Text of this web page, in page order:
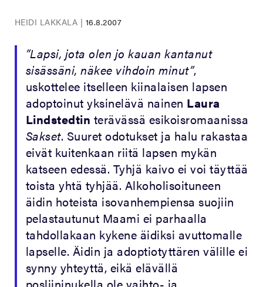
HEIDI LAKKALA | 16.8.2007
”Lapsi, jota olen jo kauan kantanut
sisässäni, näkee vihdoin minut”,
uskottelee itselleen kiinalaisen lapsen
adoptoinut yksinelävä nainen Laura
Lindstedtin terävässä esikoisromaanissa
Sakset. Suuret odotukset ja halu rakastaa
eivät kuitenkaan riitä lapsen mykän
katseen edessä. Tyhjä kaivo ei voi täyttää
toista yhtä tyhjää. Alkoholisoituneen
äidin hoteista isovanhempiensa suojiin
pelastautunut Maami ei parhaalla
tahdollakaan kykene äidiksi avuttomalle
lapselle. Äidin ja adoptiotyttären välille ei
synny yhteyttä, eikä elävällä